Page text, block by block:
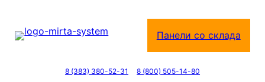
содержимому
Панели со склада
8 (383) 380-52-31 8 (800) 505-14-80